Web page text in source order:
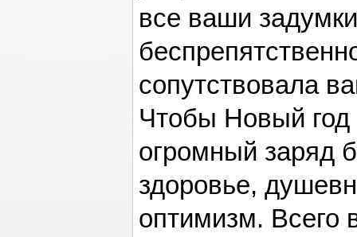
все ваши
сопутствовала
Чтобы Новый
огромный заряд
здоровье,
оптимизм. Всего